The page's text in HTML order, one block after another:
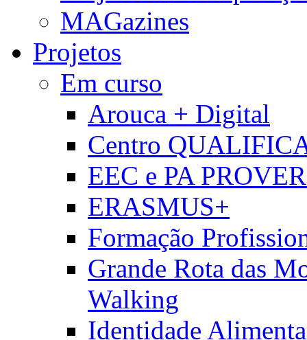
MAGazines
Projetos
Em curso
Arouca + Digital
Centro
EEC e PA
ERASMUS+
Formação
Grande Rota das
Walking
Identidade